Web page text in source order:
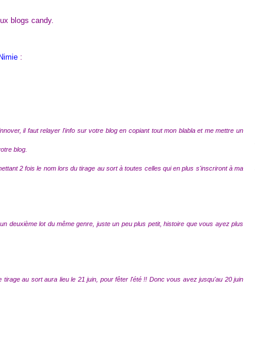
blogs candy.
Nimie :
il faut relayer l'info sur votre blog en copiant tout mon blabla et me mettre un
blog.
2 fois le nom lors du tirage au sort à toutes celles qui en plus s'inscriront à ma
deuxième lot du même genre, juste un peu plus petit, histoire que vous ayez plus
tirage au sort aura lieu le 21 juin, pour fêter l'été !! Donc vous avez jusqu'au 20 juin